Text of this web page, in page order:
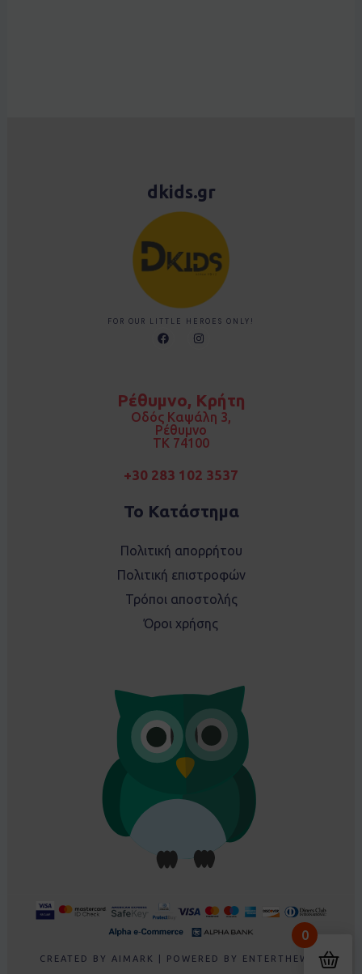
dkids.gr
FOR OUR LITTLE HEROES ONLY!
F
a
o
k
I
n
r
a
m
Ρέθυμνο, Κρήτη
Οδός Καψάλη 3,
Ρέθυμνο
TK 74100
+30 283 102 3537
Το Κατάστημα
Πολιτική απορρήτου
Πολιτική επιστροφών
Τρόποι αποστολής
Όροι χρήσης
CREATED BY AIMARK | POWERED BY ENTERTHEWEB
Δώρα From ΒΟΛΟΣ, GR
Purchased
Σετ EBITA 266238 φούξια - 5 ετών
About 2 days ago
0